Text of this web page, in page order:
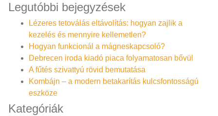
Legutóbbi bejegyzések
Lézeres tetoválás eltávolítás: hogyan zajlik a
kezelés és mennyire kellemetlen?
Hogyan funkcionál a mágneskapcsoló?
Debrecen iroda kiadó piaca folyamatosan bővül
A fűtés szivattyú rövid bemutatása
Kombájn – a modern betakarítás kulcsfontosságú
eszköze
Kategóriák